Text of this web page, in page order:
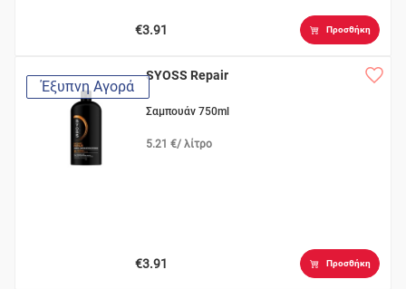
€3.91 Προσθήκη
Έξυπνη Αγορά
SYOSS Repair
Σαμπουάν 750ml
5.21 €/ λίτρο
€3.91 Προσθήκη